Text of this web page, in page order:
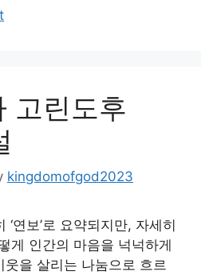
고린도후
kingdomofgod2023
연보’로 요약되지만, 자세히
게 인간의 마음을 넉넉하게
을 살리는 나눔으로 흐르